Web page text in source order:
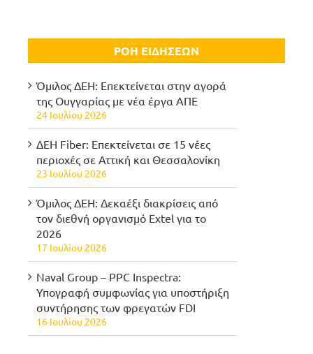
ΡΟΗ ΕΙΔΗΣΕΩΝ
Όμιλος ΔΕΗ: Επεκτείνεται στην αγορά
της Ουγγαρίας με νέα έργα ΑΠΕ
24 Ιουλίου 2026
ΔΕΗ Fiber: Επεκτείνεται σε 15 νέες
περιοχές σε Αττική και Θεσσαλονίκη
23 Ιουλίου 2026
Όμιλος ΔΕΗ: Δεκαέξι διακρίσεις από
τον διεθνή οργανισμό Extel για το
2026
17 Ιουλίου 2026
Naval Group – PPC Inspectra:
Υπογραφή συμφωνίας για υποστήριξη
συντήρησης των φρεγατών FDI
16 Ιουλίου 2026